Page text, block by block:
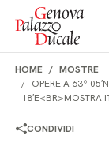
Salta al contenuto
HOME
MOSTRE
OPERE A 63º
18′E<BR>MOSTRA
CONDIVIDI